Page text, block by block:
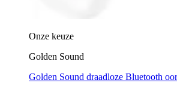
Onze keuze
Golden Sound
Golden Sound draadloze Bluetooth